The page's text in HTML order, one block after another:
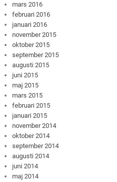
mars 2016
februari 2016
januari 2016
november 2015
oktober 2015
september 2015
augusti 2015
juni 2015
maj 2015
mars 2015
februari 2015
januari 2015
november 2014
oktober 2014
september 2014
augusti 2014
juni 2014
maj 2014